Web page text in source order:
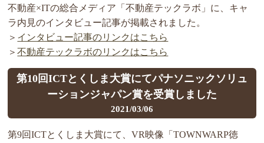
不動産×ITの総合メディア「不動産テックラボ」に、キャ
ラ内見のインタビュー記事が掲載されました。
＞ インタビュー記事のリンクはこちら
＞不動産テックラボのリンクはこちら
第10回ICTとくしま大賞にてパナソニックソリュ
ーションジャパン賞を受賞しました
2021/03/06
第9回ICTとくしま大賞にて、VR映像「TOWNWARP徳